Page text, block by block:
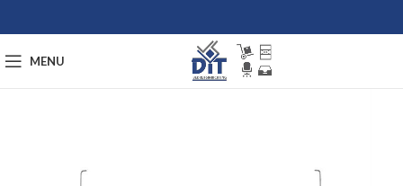
MENU